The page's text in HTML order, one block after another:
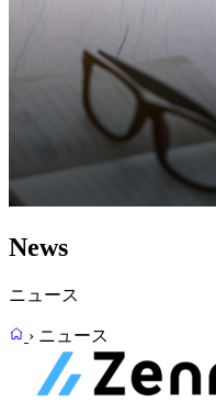
News
ニュース
› ニュース